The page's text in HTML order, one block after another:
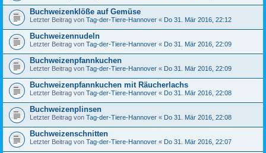
Buchweizenklöße auf Gemüse
Letzter Beitrag von Tag-der-Tiere-Hannover « Do 31. Mär 2016, 22:12
Buchweizennudeln
Letzter Beitrag von Tag-der-Tiere-Hannover « Do 31. Mär 2016, 22:09
Buchweizenpfannkuchen
Letzter Beitrag von Tag-der-Tiere-Hannover « Do 31. Mär 2016, 22:09
Buchweizenpfannkuchen mit Räucherlachs
Letzter Beitrag von Tag-der-Tiere-Hannover « Do 31. Mär 2016, 22:08
Buchweizenplinsen
Letzter Beitrag von Tag-der-Tiere-Hannover « Do 31. Mär 2016, 22:08
Buchweizenschnitten
Letzter Beitrag von Tag-der-Tiere-Hannover « Do 31. Mär 2016, 22:07